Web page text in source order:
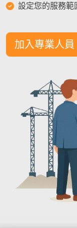
設定您的服務範
加入專業人員